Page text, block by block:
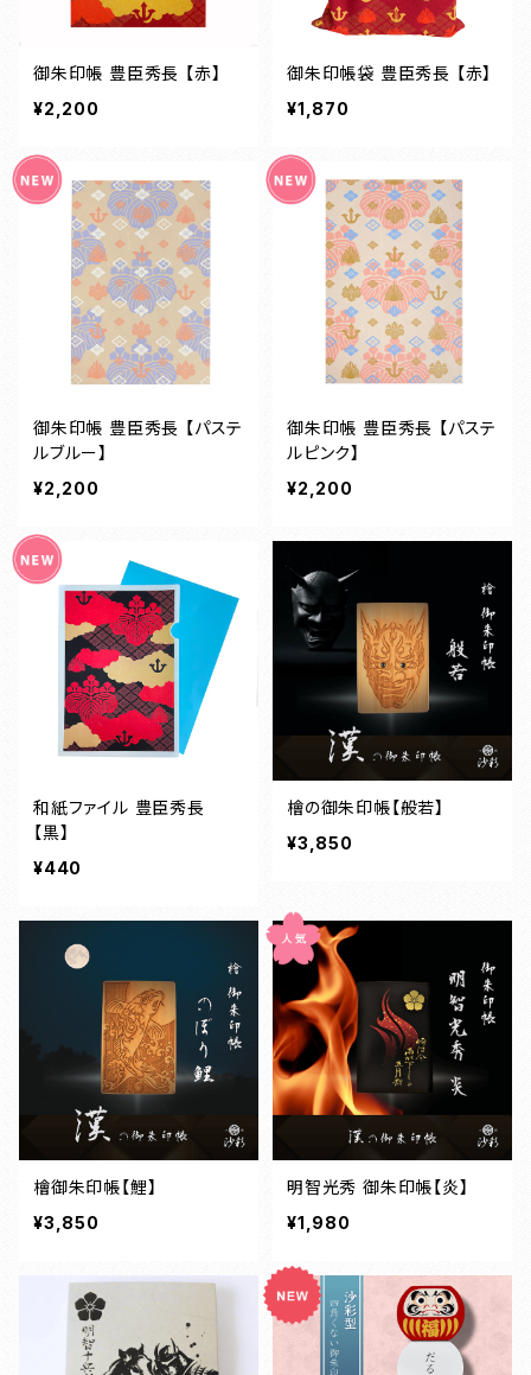
御朱印帳 豊臣秀長 【赤】
¥2,200
御朱印帳袋 豊臣秀長 【赤】
¥1,870
御朱印帳 豊臣秀長 【パステ
ルブルー】
¥2,200
御朱印帳 豊臣秀長 【パステ
ルピンク】
¥2,200
和紙ファイル 豊臣秀長
【黒】
¥440
檜の御朱印帳【般若】
¥3,850
檜御朱印帳【鯉】
¥3,850
明智光秀 御朱印帳【炎】
¥1,980